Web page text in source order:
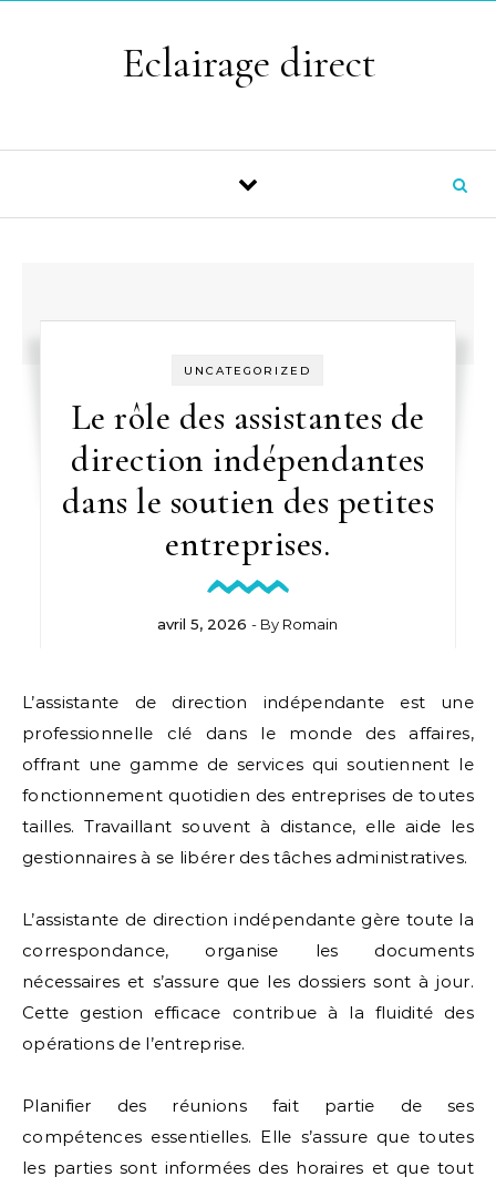
Eclairage direct
UNCATEGORIZED
Le rôle des assistantes de
direction indépendantes
dans le soutien des petites
entreprises.
avril 5, 2026 - By Romain
L’assistante de direction indépendante est une
professionnelle clé dans le monde des affaires,
offrant une gamme de services qui soutiennent le
fonctionnement quotidien des entreprises de toutes
tailles. Travaillant souvent à distance, elle aide les
gestionnaires à se libérer des tâches administratives.
L’assistante de direction indépendante gère toute la
correspondance, organise les documents
nécessaires et s’assure que les dossiers sont à jour.
Cette gestion efficace contribue à la fluidité des
opérations de l’entreprise.
Planifier des réunions fait partie de ses
compétences essentielles. Elle s’assure que toutes
les parties sont informées des horaires et que tout